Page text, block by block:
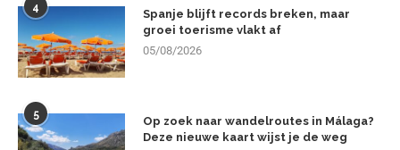
4
Spanje blijft records breken, maar
groei toerisme vlakt af
05/08/2026
5
Op zoek naar wandelroutes in Málaga?
Deze nieuwe kaart wijst je de weg